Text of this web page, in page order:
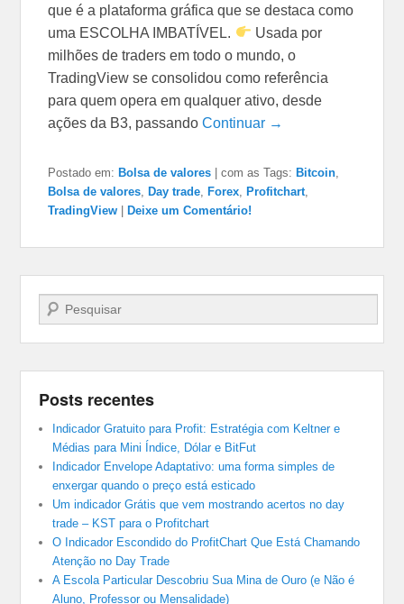
que é a plataforma gráfica que se destaca como
uma ESCOLHA IMBATÍVEL.
Usada por
milhões de traders em todo o mundo, o
TradingView se consolidou como referência
para quem opera em qualquer ativo, desde
ações da B3, passandoContinuar →
Postado em: Bolsa de valores |com as Tags: Bitcoin
Bolsa de valores
Day trade Forex Profitchart
TradingView
Deixe um Comentário!
Pesquisar…
Posts recentes
Indicador Gratuito para Profit: Estratégia com Keltner e
Médias para Mini Índice, Dólar e BitFut
Indicador Envelope Adaptativo: uma forma simples de
enxergar quando o preço está esticado
Um indicador Grátis que vem mostrando acertos no day
trade – KST para o Profitchart
O Indicador Escondido do ProfitChart Que Está Chamando
Atenção no Day Trade
A Escola Particular Descobriu Sua Mina de Ouro (e Não é
Aluno, Professor ou Mensalidade)